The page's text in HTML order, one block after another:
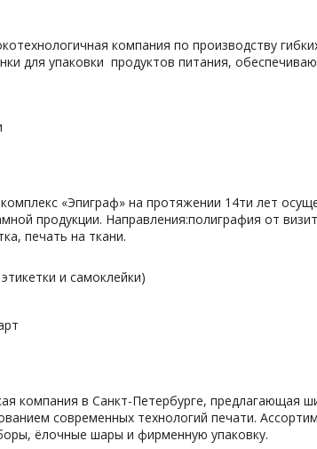
компания по производству
для упаковки продуктов питания,
«Эпиграф» на протяжении 14ти лет
продукции. Направления:полиграфия от
печать на ткани.
и самоклейки)
компания в Санкт-Петербурге, предлагающая
современных технологий печати.
ёлочные шары и фирменную упаковку.